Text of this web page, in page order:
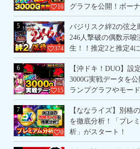
16
グラフを公開！ボーナ
てBIG以上と気になる
も！
5
374
バジリスク絆2の弦之
246人撃破の偶数示唆
生！！推定2と推定4に
に大きな違いあり？
定した2台の挙動をデ
で解説！
6
15
【沖ドキ！DUO】設
3000G実戦データを公
ランプグラフやモー
率、初当り確率など
挙動をまとめて紹介！
7
0
【ななライズ】別格
を徹底分析！「プレ
析」がスタート！